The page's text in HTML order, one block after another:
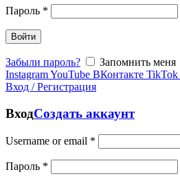
Пароль *
Войти
Забыли пароль?
Запомнить меня
InstagramYouTube ВКонтакте TikTok
Вход / Регистрация
ВходСоздать аккаунт
Username or email *
Пароль *